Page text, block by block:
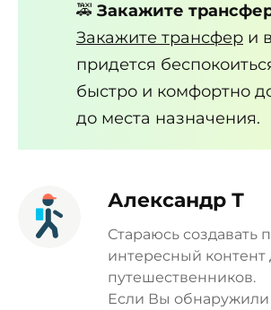
🚕 Закажите
Закажите трансфер и
придется
быстро и комфортно
до места назначения.
Александр Т
Стараюсь создавать
интересный контент
путешественников.
Если Вы